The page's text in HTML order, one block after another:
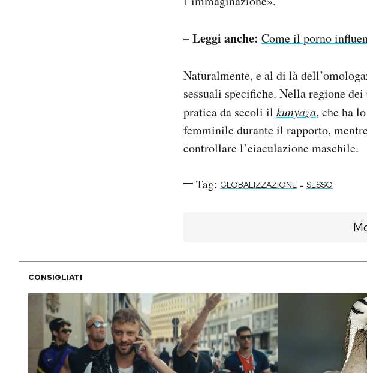
– Leggi anche: Come il porno
Naturalmente, e al di là
sessuali specifiche. Nella regione
pratica da secoli il kunyaza, che ha
femminile durante il rapporto,
controllare l’eiaculazione maschile.
Tag: GLOBALIZZAZIONE - SESSO
CONSIGLIATI